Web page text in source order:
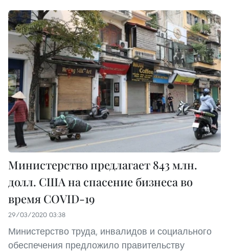
Министерство предлагает 843 млн.
долл. США на спасение бизнеса во
время COVID-19
29/03/2020 03:38
Министерство труда, инвалидов и социального
обеспечения предложило правительству